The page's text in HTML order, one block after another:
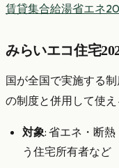
賃貸集合給湯省エネ
みらいエコ住宅
国が全国で実施する
の制度と併用して使え
対象: 省エネ・断
う住宅所有者など